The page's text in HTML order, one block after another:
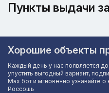
Пункты выдачи
Хорошие объекты
Каждый день у нас появляется
упустить выгодный вариант,
Max бот и мгновенно узнавайте
Россошь